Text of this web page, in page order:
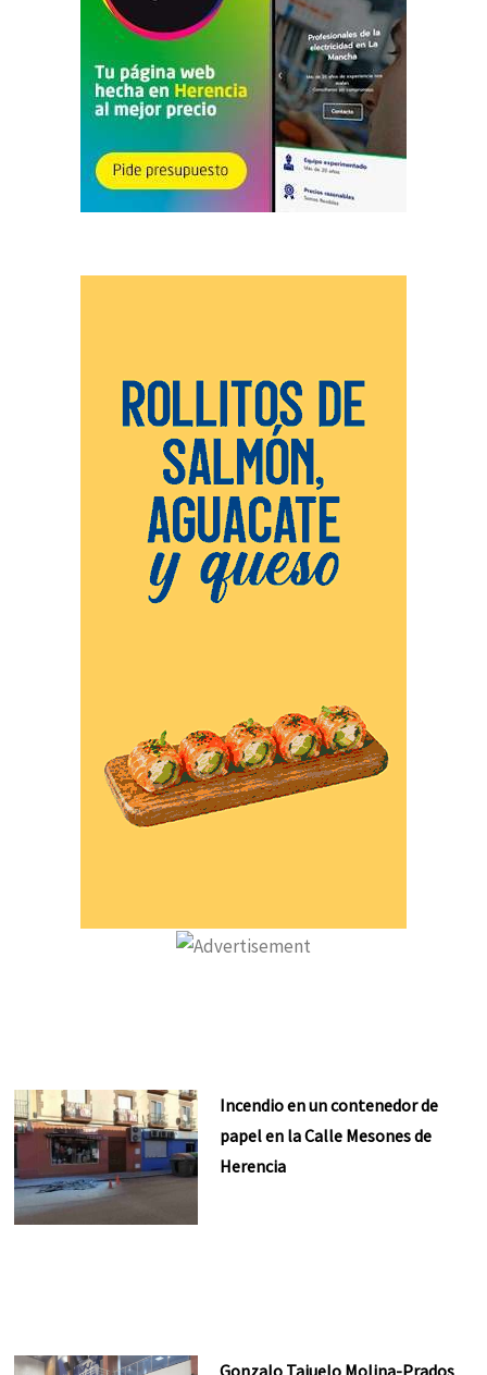
Incendio en un contenedor de
papel en la Calle Mesones de
Herencia
Gonzalo Tajuelo Molina-Prados